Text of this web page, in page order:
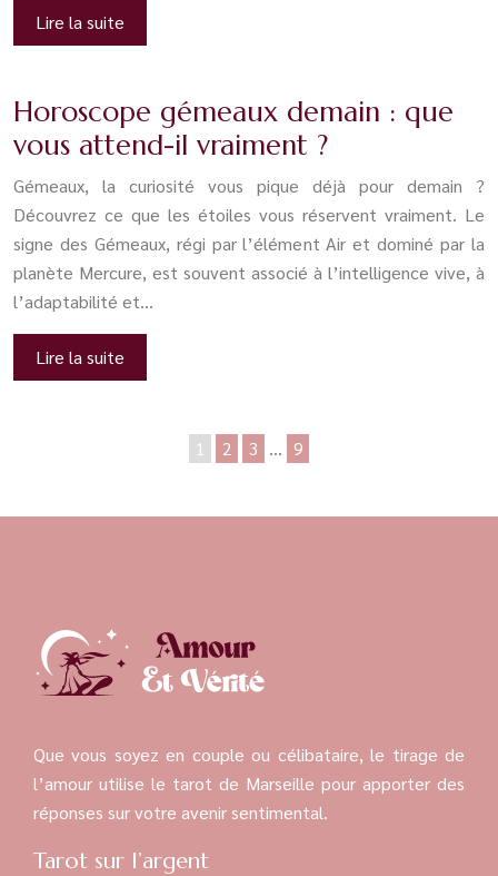
Lire la suite
Horoscope gémeaux demain : que
vous attend-il vraiment ?
Gémeaux, la curiosité vous pique déjà pour demain ?
Découvrez ce que les étoiles vous réservent vraiment. Le
signe des Gémeaux, régi par l’élément Air et dominé par la
planète Mercure, est souvent associé à l’intelligence vive, à
l’adaptabilité et…
Lire la suite
1 2 3 … 9
Que vous soyez en couple ou célibataire, le tirage de
l’amour utilise le tarot de Marseille pour apporter des
réponses sur votre avenir sentimental.
Tarot sur l’argent